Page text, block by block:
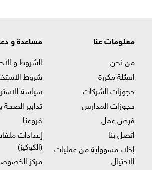
معلومات عنا
من نحن
اسئلة مكررة
حجوزات الشركات
حجوزات المدارس
فرص عمل
اتصل بنا
إخلاء مسؤولية من عمليات
الاحتيال
مساعدة و
الشروط و
شروط
سياسة
تدابير الصحة
فروعنا
إعدادات
(الكوكيز)
مركز